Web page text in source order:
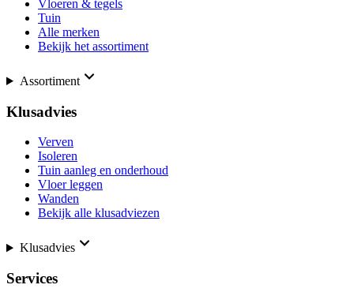
Vloeren & tegels
Tuin
Alle merken
Bekijk het assortiment
Assortiment
Klusadvies
Verven
Isoleren
Tuin aanleg en onderhoud
Vloer leggen
Wanden
Bekijk alle klusadviezen
Klusadvies
Services